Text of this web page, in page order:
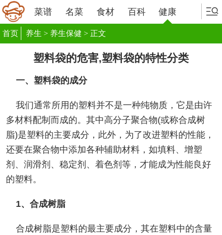
菜谱 名菜 食材 百科 健康
首页 养生 > 养生保健 > 正文
塑料袋的危害,塑料袋的特性分类
一、塑料袋的成分
我们通常所用的塑料并不是一种纯物质，它是由许
多材料配制而成的。其中高分子聚合物(或称合成树
脂)是塑料的主要成分，此外，为了改进塑料的性能，
还要在聚合物中添加各种辅助材料，如填料、增塑
剂、润滑剂、稳定剂、着色剂等，才能成为性能良好
的塑料。
1、合成树脂
合成树脂是塑料的最主要成分，其在塑料中的含量